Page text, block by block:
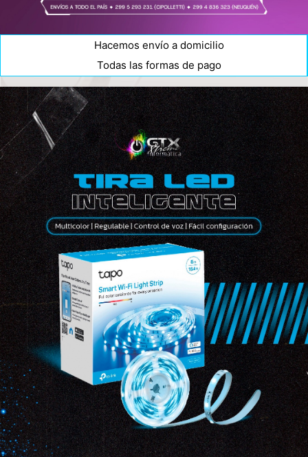
Hacemos envío a domicilio
Todas las formas de pago